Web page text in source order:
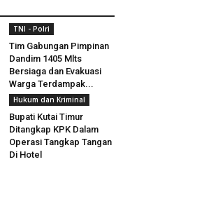
TNI - Polri
Tim Gabungan Pimpinan
Dandim 1405 Mlts
Bersiaga dan Evakuasi
Warga Terdampak...
Hukum dan Kriminal
Bupati Kutai Timur
Ditangkap KPK Dalam
Operasi Tangkap Tangan
Di Hotel